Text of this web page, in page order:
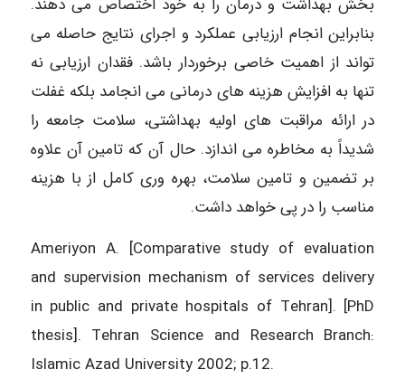
بنابراین انجام ارزیابی عملکرد و اجرای نتایج حاصله می
تواند از اهمیت خاصی برخوردار باشد. فقدان ارزیابی نه
تنها به افزایش هزینه های درمانی می انجامد بلکه غفلت
در ارائه مراقبت های اولیه بهداشتی، سلامت جامعه را
شدیداً به مخاطره می اندازد. حال آن که تامین آن علاوه
بر تضمین و تامین سلامت، بهره وری کامل از با هزینه
مناسب را در پی خواهد داشت.
Ameriyon A. [Comparative study of evaluation
and supervision mechanism of services delivery
in public and private hospitals of Tehran]. [PhD
thesis]. Tehran Science and Research Branch:
Islamic Azad University 2002; p.12.